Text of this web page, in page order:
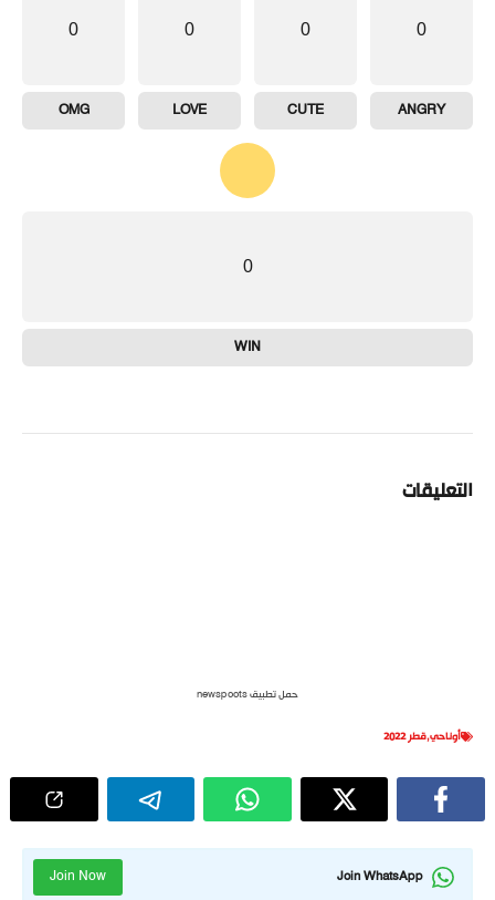
0
ANGRY
0
CUTE
0
LOVE
0
OMG
0
WIN
التعليقات
حمل تطبيق newspoots
أوناحي,قطر 2022
Join WhatsApp
Join Now